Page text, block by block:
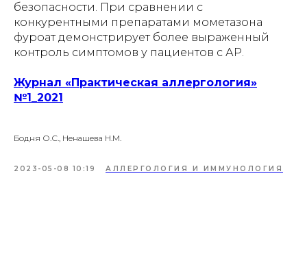
безопасности. При сравнении с
конкурентными препаратами мометазона
фуроат демонстрирует более выраженный
контроль симптомов у пациентов с АР.
Журнал «Практическая аллергология»
№1_2021
Бодня О.С., Ненашева Н.М.
2023-05-08 10:19 АЛЛЕРГОЛОГИЯ И ИММУНОЛОГИЯ